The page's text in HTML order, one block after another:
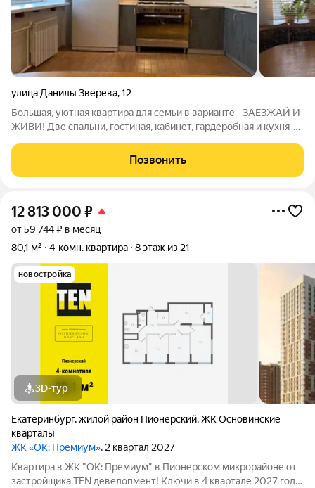
улица Данилы Зверева,12
Большая, уютная квартира для семьи в варианте - ЗАЕЗЖАЙ И
ЖИВИ! Две спальни, гостиная, кабинет, гардеробная и кухня-
гарнитур с встроенной бытовой техникой, кондиционер.
Удачное расположение
Позвонить
12 813 000 ₽
от 59 744 ₽ в месяц
80,1 м²
4-комн. квартира 8 этаж из 21
новостройка
3D-тур
Екатеринбург,жилой район Пионерский,ЖК Основинские
кварталы
ЖК «ОК: Премиум», 2 квартал 2027
Квартира в ЖК "ОК: Премиум" в Пионерском микрорайоне от
застройщика TEN девелопмент! Ключи в 4 квартале 2027 года.